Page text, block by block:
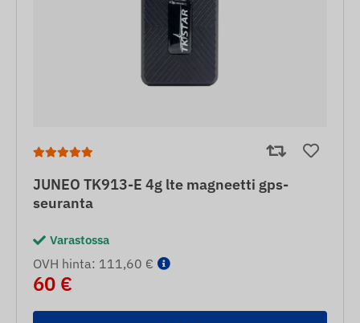
JUNEO TK913-E 4g lte magneetti gps-
seuranta
Varastossa
OVH hinta: 111,60 €
60 €